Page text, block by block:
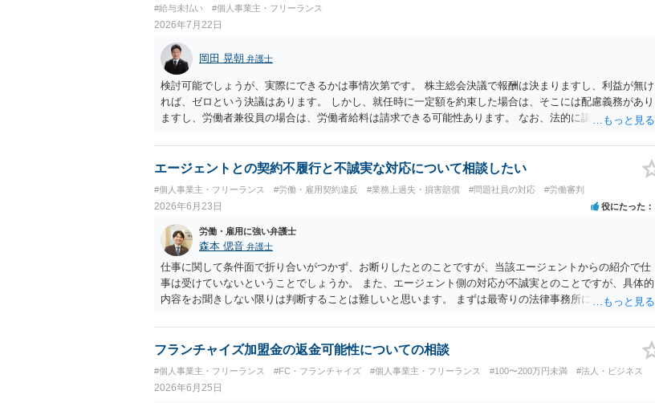
決めがなくても、同種業務の相場や通常の報酬水準を基準に「相当額」を算定して請求すること自体は法
律上否定されません。 ただし、相手方が「無償のつもりだった」と反論する可能性も高く、請求額の全額
がそのまま認められるとは限らないため、交渉の場面では「理論上の満額」と「現実的な落としどころ」
を分けて考える必要があります。 ４ 制作側から名刺が支給され、その肩書きで外部と打合せ・広報活動
を行っていた事実は、「プロジェクトの一員として継続的に業務を担当していた」ことを裏付ける有力な
事情になります。もっとも、名刺の存在だけで有償契約や具体的な報酬額が自動的に認められるわけでは
なく、あくまで他の証拠と併せて評価される位置付けです。 ５ 今後も関わる場合は、業務範囲、報酬、
期間・解約条件、著作権・クレジット表記、費用負担等を明確に定めた業務委託契約書を締結しておくこ
とを強くおすすめします。円満な話し合いのためには、 ・これまでの業務内容・負担を時系列で整理し事
実関係を共有すること ・「過去の貢献への最低限の謝意・一部清算」と「今後の関係・契約条件」の双方
について、複数の選択肢を用意して提案すること を意識されるとよいかと思います。 いずれにしても、
契約書がないまま継続してきた経緯や、お互いの認識・証拠関係によって結論が左右されるため、この回
答はあくまで一般論にとどまるものです。 具体的な見通しや請求可能額の目安については、実際のメー
ル・チャット・業務内容の資料をお持ちのうえ、弁護士に個別相談されることをおすすめします。
#給与未払い #個人事業主・フリーランス
2026年7月22日
岡田 晃朝 弁護士
検討可能でしょうが、実際にできるかは事情次第です。 株主総会決議で報酬は決まりますし、利益が無け
れば、ゼロという決議はあります。 しかし、就任時に一定額を約束した場合は、そこには配慮義務があり
ますし、労働者兼役員の場合は、労働者給料は請求できる可能性あります。 なお、法的に認められても会
エージェントとの契約不履行と不誠実な対応について相談したい
#個人事業主・フリーランス #労働・雇用契約違反 #業務上過失・損害賠償 #問題社員の対応 #労働審判
2026年6月23日 役にたった
労働・雇用に強い弁護士
森本 偲音 弁護士
仕事に関して条件面で折り合いがつかず、お断りしたとのことですが、当該エージェントからの紹介で仕
事は受けていないということでしょうか。 また、エージェント側の対応が不誠実とのことですが、具体的
内容をお聞きしない限りは判断することは難しいと思います。 まずは最寄りの法律事務所にご相談されて
フランチャイズ加盟金の返金可能性についての相談
#個人事業主・フリーランス #FC・フランチャイズ #個人事業主・フリーランス #100〜200万円未満 #法人・ビジネス
2026年6月25日